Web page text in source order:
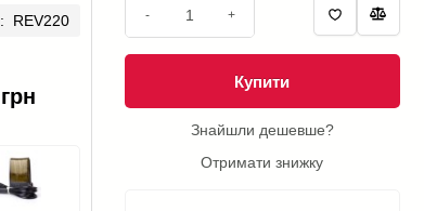
REV220 - +
Купити
Знайшли дешевше?
Отримати знижку